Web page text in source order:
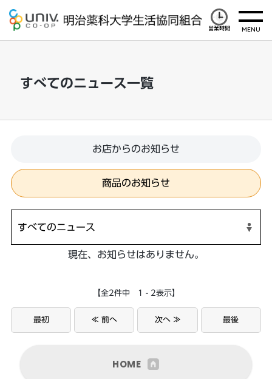
営業時間
すべてのニュース一覧
お店からのお知らせ
商品のお知らせ
現在、お知らせはありません。
【全2件中 1 - 2表示】
最初 ≪ 前へ 次へ ≫ 最後
HOME